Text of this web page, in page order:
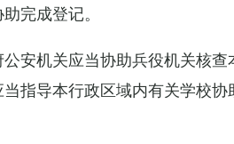
完成登记。
安机关应当协助兵役机关核
指导本行政区域内有关学校